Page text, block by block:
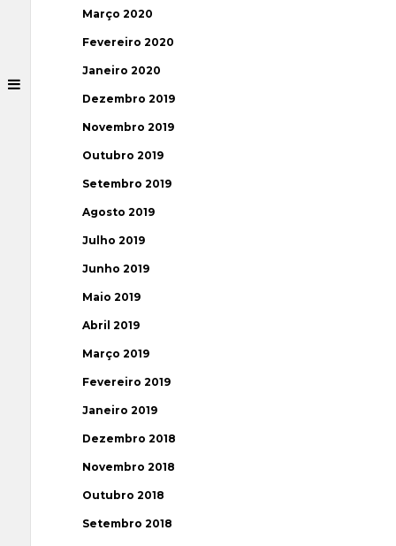
Março 2020
Fevereiro 2020
Janeiro 2020
Dezembro 2019
Novembro 2019
Outubro 2019
Setembro 2019
Agosto 2019
Julho 2019
Junho 2019
Maio 2019
Abril 2019
Março 2019
Fevereiro 2019
Janeiro 2019
Dezembro 2018
Novembro 2018
Outubro 2018
Setembro 2018